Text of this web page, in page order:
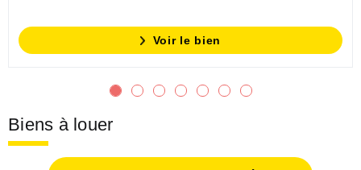
Voir le bien
Biens à louer